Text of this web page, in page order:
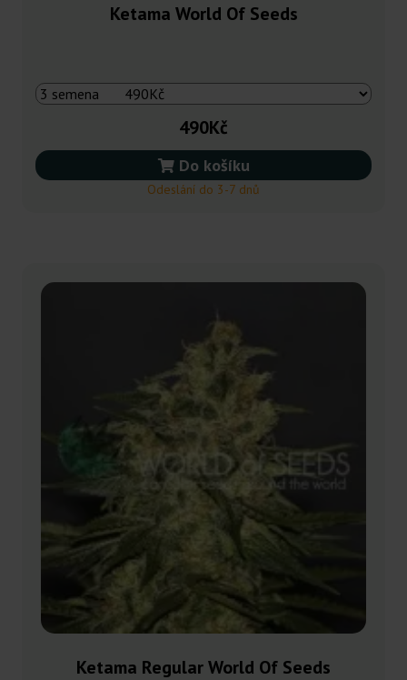
Ketama World Of Seeds
490Kč
Do košíku
Odeslání do 3-7 dnů
Ketama Regular World Of Seeds